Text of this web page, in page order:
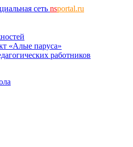
сеть nsportal.ru
«Алые паруса»
работников